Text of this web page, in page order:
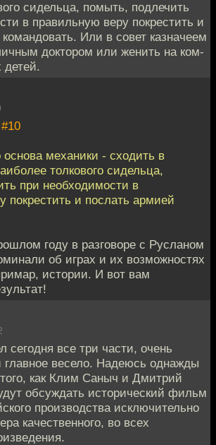
сидельца, помыть, подлечить
в правильную веру покрестить и
Или в совет казначеем
доктором или женить на ком-
детей.
#10
механики - сходить в
толкового сидельца,
при необходимости в
покрестить и послать армией
году в разговоре с Русланом
об играх и их возможностях
истории. И вот вам
сегодня все три части, очень
главное весело. Надеюсь однажды
как Клим Саныч и Дмитрий
обсуждать исторический фильм
производства исключительно
качественного, во всех